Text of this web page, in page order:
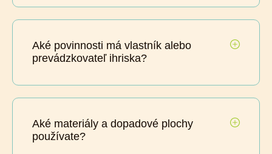
Aké povinnosti má vlastník alebo
prevádzkovateľ ihriska?
Aké materiály a dopadové plochy
používate?